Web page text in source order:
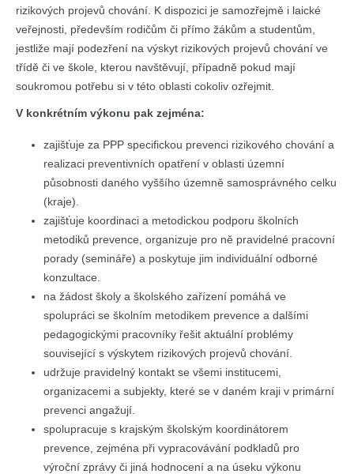
rizikových projevů chování. K dispozici je samozřejmě i laické
veřejnosti, především rodičům či přímo žákům a studentům,
jestliže mají podezření na výskyt rizikových projevů chování ve
třídě či ve škole, kterou navštěvují, případně pokud mají
soukromou potřebu si v této oblasti cokoliv ozřejmit.
V konkrétním výkonu pak zejména:
zajišťuje za PPP specifickou prevenci rizikového chování a
realizaci preventivních opatření v oblasti územní
působnosti daného vyššího územně samosprávného celku
(kraje).
zajišťuje koordinaci a metodickou podporu školních
metodiků prevence, organizuje pro ně pravidelné pracovní
porady (semináře) a poskytuje jim individuální odborné
konzultace.
na žádost školy a školského zařízení pomáhá ve
spolupráci se školním metodikem prevence a dalšími
pedagogickými pracovníky řešit aktuální problémy
související s výskytem rizikových projevů chování.
udržuje pravidelný kontakt se všemi institucemi,
organizacemi a subjekty, které se v daném kraji v primární
prevenci angažují.
spolupracuje s krajským školským koordinátorem
prevence, zejména při vypracovávání podkladů pro
výroční zprávy či jiná hodnocení a na úseku výkonu